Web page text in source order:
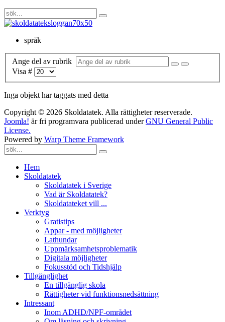
språk
Ange del av rubrik
Visa #
Inga objekt har taggats med detta
Copyright © 2026 Skoldatatek. Alla rättigheter reserverade.
Joomla! är fri programvara publicerad underGNU General Public
License.
Powered by Warp Theme Framework
Hem
Skoldatatek
Skoldatatek i Sverige
Vad är Skoldatatek?
Skoldatateket vill ...
Verktyg
Gratistips
Appar - med möjligheter
Lathundar
Uppmärksamhetsproblematik
Digitala möjligheter
Fokusstöd och Tidshjälp
Tillgänglighet
En tillgänglig skola
Rättigheter vid funktionsnedsättning
Intressant
Inom ADHD/NPF-området